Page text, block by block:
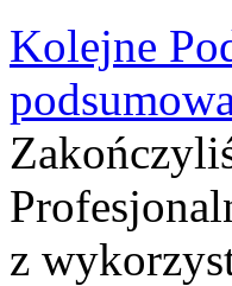
Kolejne
z